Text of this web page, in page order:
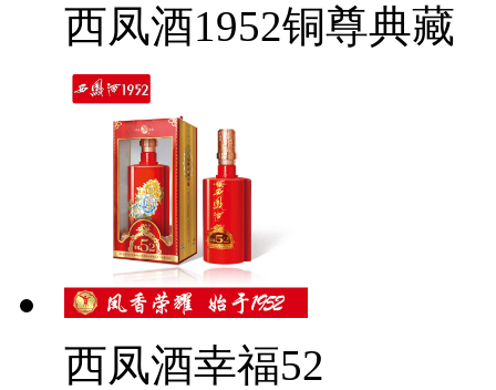
西凤酒1952铜尊典藏
西凤酒幸福52